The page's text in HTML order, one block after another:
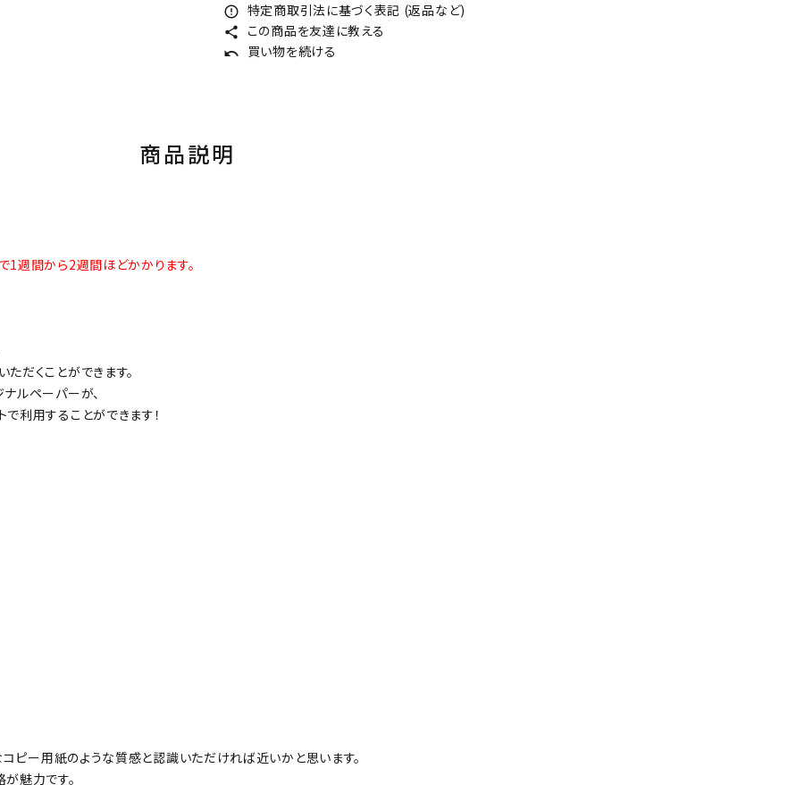
error_outline 特定商取引法に基づく表記 (返品など)
share この商品を友達に教える
undo 買い物を続ける
商品説明
1週間から2週間ほどかかります。
だくことができます。
ルペーパーが、
利用することができます！
コピー用紙のような質感と認識いただければ近いかと思います。
魅力です。